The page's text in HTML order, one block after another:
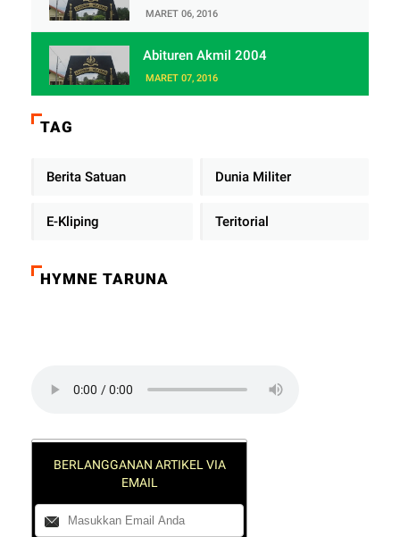
MARET 06, 2016
Abituren Akmil 2004
MARET 07, 2016
TAG
Berita Satuan Dunia Militer
E-Kliping Teritorial
HYMNE TARUNA
BERLANGGANAN ARTIKEL VIA
EMAIL